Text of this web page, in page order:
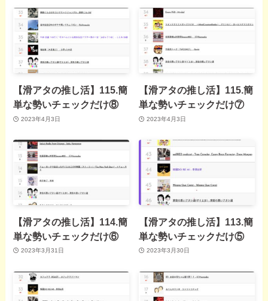
【滑アタの推し活】115.簡
単な勢いチェックだけ⑧
2023年4月3日
【滑アタの推し活】115.簡
単な勢いチェックだけ⑦
2023年4月3日
【滑アタの推し活】114.簡
単な勢いチェックだけ⑥
2023年3月31日
【滑アタの推し活】113.簡
単な勢いチェックだけ⑤
2023年3月30日